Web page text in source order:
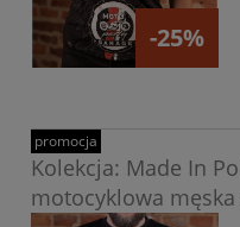
-25%
Kolekcja: Made In
motocyklowa
promocja